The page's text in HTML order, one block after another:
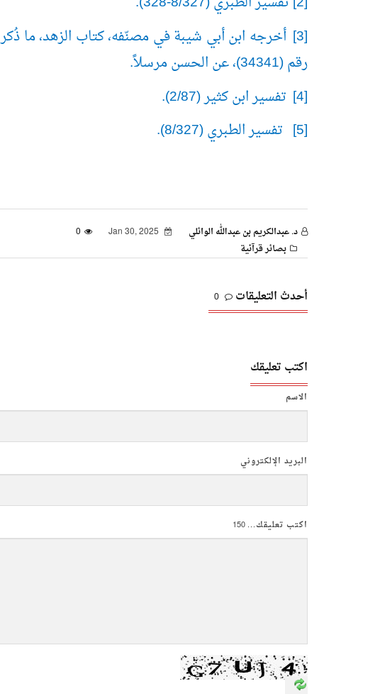
[3] أخرجه ابن أبي شيبة في مصنّفه، كتاب الزهد، ما
رقم (34341)، عن الحسن مرسلاً.
[4] تفسير ابن كثير (2/87).
[5] تفسير الطبري (8/327).
د. عبدالكريم بن عبدالله الوائلي
0
بصائر قرآنية
أحدث التعليقات 0
اكتب تعليقك
الاسم
البريد الإلكتروني
اكتب تعليقك...150